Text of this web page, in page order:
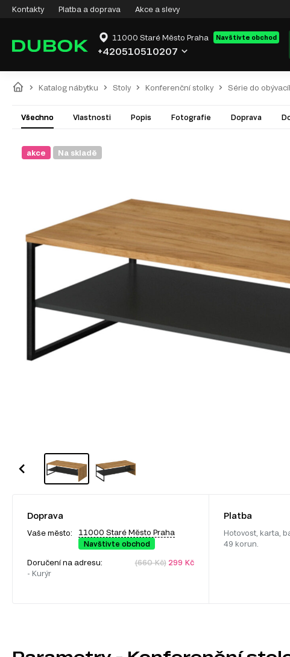
Kontakty Platba a doprava Akce a slevy
11000 Staré Město Praha Navštivte obchod
+420510510207
Katalog nábytku Stoly Konferenční stolky Série do
Všechno Vlastnosti Popis Fotografie Doprava
akce Na skladě
Doprava
Vaše město:
11000 Staré Město Praha
Navštivte obchod
Doručení na adresu:
- Kurýr
(660 Kč)299 Kč
Platba
Hotovost, karta,
49 korun.